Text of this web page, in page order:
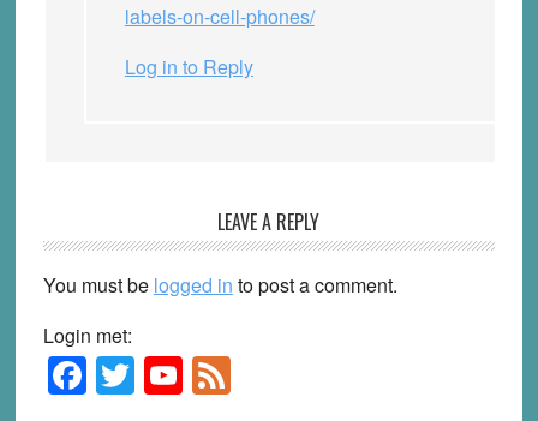
labels-on-cell-phones/
Log in to Reply
LEAVE A REPLY
You must be logged in to post a comment.
Login met:
Primary
Sidebar
F T Y F